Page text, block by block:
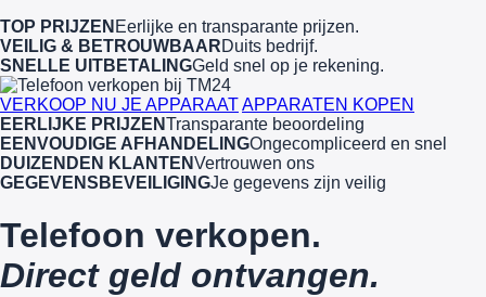
TOP PRIJZEN Eerlijke en transparante prijzen.
VEILIG & BETROUWBAARDuits bedrijf.
SNELLE UITBETALINGGeld snel op je rekening.
VERKOOP NU JE APPARAATAPPARATEN KOPEN
EERLIJKE PRIJZENTransparante beoordeling
EENVOUDIGE AFHANDELINGOngecompliceerd en snel
DUIZENDEN KLANTENVertrouwen ons
GEGEVENSBEVEILIGINGJe gegevens zijn veilig
Telefoon verkopen.
Direct geld ontvangen.